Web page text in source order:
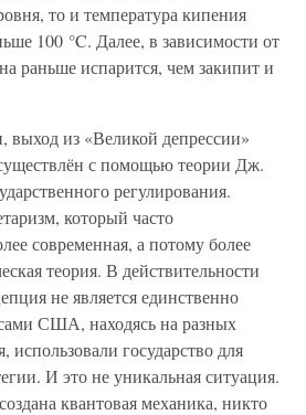
то и температура кипения
100 °C. Далее, в зависимости от
раньше испарится, чем закипит и
из «Великой депрессии»
с помощью теории Дж.
регулирования.
который часто
современная, а потому более
теория. В действительности
не является единственно
США, находясь на разных
использовали государство для
И это не уникальная ситуация.
квантовая механика, никто